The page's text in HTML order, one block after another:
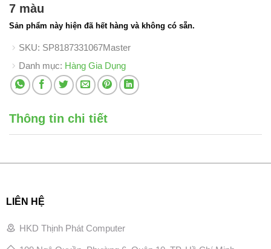
7 màu
Sản phẩm này hiện đã hết hàng và không có sẵn.
SKU: SP8187331067Master
Danh mục: Hàng Gia Dụng
Thông tin chi tiết
LIÊN HỆ
HKD Thịnh Phát Computer